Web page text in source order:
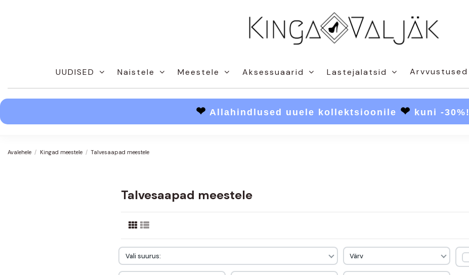
UUDISED Naistele Meestele Aksessuaarid Lastejalatsid Arvvustused
❤ Allahindlused uuele kollektsioonile ❤ kuni -30%!
Avalehele Kingad meestele Talvesaapad meestele
Talvesaapad meestele
Vali suurus: Värv